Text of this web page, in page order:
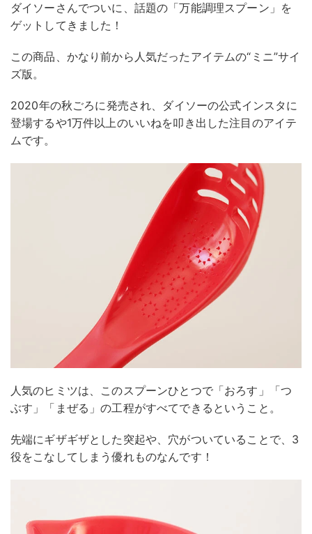
ダイソーさんでついに、話題の「万能調理スプーン」を
ゲットしてきました！
この商品、かなり前から人気だったアイテムの“ミニ”サイ
ズ版。
2020年の秋ごろに発売され、ダイソーの公式インスタに
登場するや1万件以上のいいねを叩き出した注目のアイテ
ムです。
人気のヒミツは、このスプーンひとつで「おろす」「つ
ぶす」「まぜる」の工程がすべてできるということ。
先端にギザギザとした突起や、穴がついていることで、3
役をこなしてしまう優れものなんです！